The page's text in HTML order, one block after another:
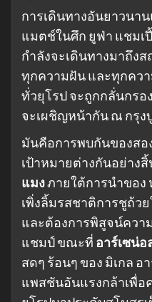
การเดินทางอันยาวนา
แมตช์ในศึก ยูฟ่า แชมเ
กำลังจะเดินทางมาถึง
ทุกความฝัน และทุกคว
ทั่วยุโรป จะถูกกลั่นกรอ
จะเผชิญหน้ากัน ณ กรุง
มันคือการพบกันของสอ
เป้าหมายต่างกันอย่างสิ้
แมงภายใต้การนำของ
เพิ่งลิ้มรสชาติการชูถ้ว
และต้องการพิสูจน์ควา
แชมป์ ขณะที่ อาร์เซน่อ
สดๆ ร้อนๆ ของ มิเกล อ
แพสชันอันแรงกล้าเพื่อ